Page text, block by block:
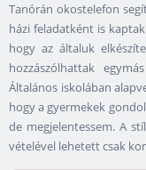
Tanórán okostelefon
házi feladatként is
hogy az általuk
hozzászólhattak
Általános iskolában
hogy a gyermekek
de megjelentessem. A
vételével lehetett csak